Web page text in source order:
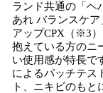
ランド共通の「ヘ
あれ バランスケ
アップCPX（※3
抱えている方のニ
い使用感が特長で
によるパッチテス
ト、ニキビのもと